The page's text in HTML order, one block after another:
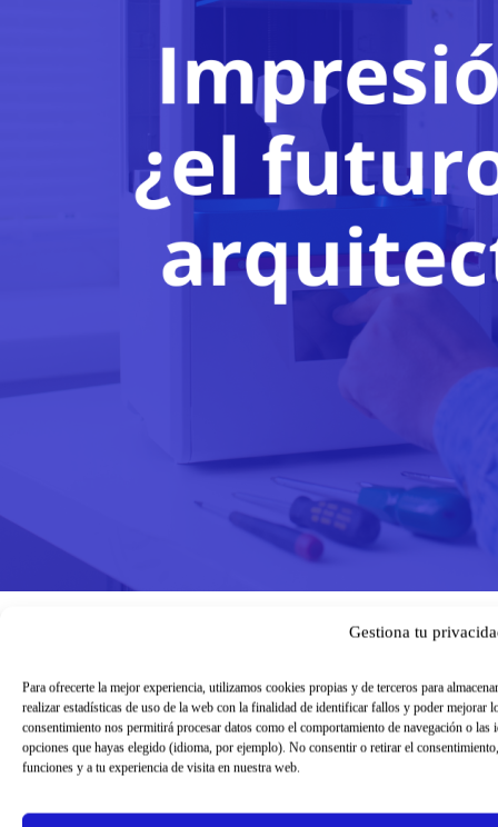
Gestiona tu
Para ofrecerte la mejor experiencia, utilizamos cookies propias y de terceros para
realizar estadísticas de uso de la web con la finalidad de identificar fallos y poder mejorar
consentimiento nos permitirá procesar datos como el comportamiento de navegación o
opciones que hayas elegido (idioma, por ejemplo). No consentir o retirar el
funciones y a tu experiencia de visita en nuestra web.
Impresión 3D en arquitectura en el futuro de la
Arquitectura y gestión